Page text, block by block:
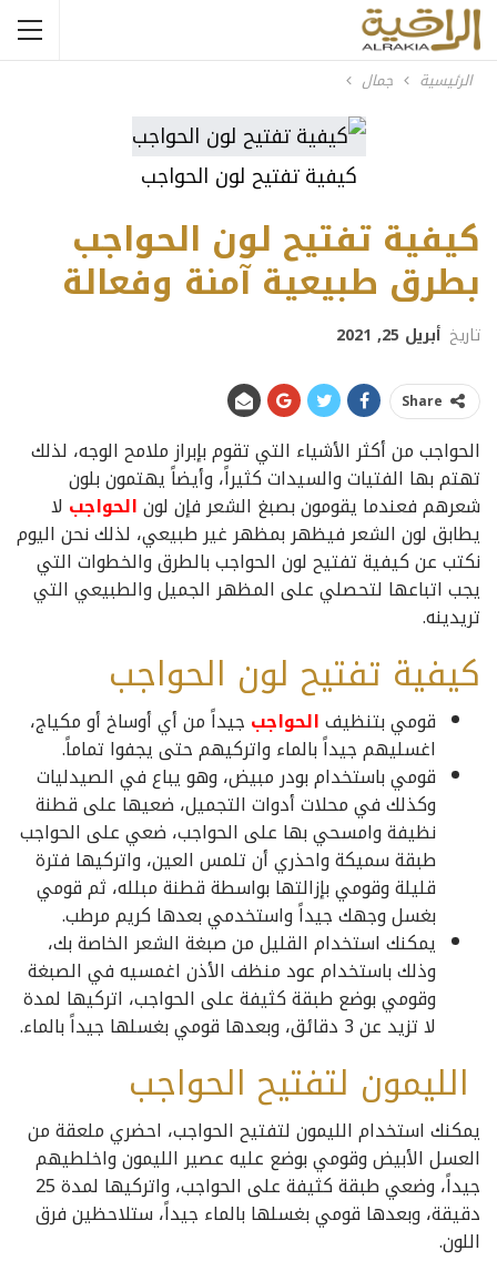
الرئيسية جمال
كيفية تفتيح لون الحواجب
كيفية تفتيح لون الحواجب
بطرق طبيعية آمنة وفعالة
تاريخ أبريل 25, 2021
Share
الحواجب من أكثر الأشياء التي تقوم بإبراز ملامح الوجه، لذلك
تهتم بها الفتيات والسيدات كثيراً، وأيضاً يهتمون بلون
شعرهم فعندما يقومون بصبغ الشعر فإن لونالحواجب لا
يطابق لون الشعر فيظهر بمظهر غير طبيعي، لذلك نحن اليوم
نكتب عن كيفية تفتيح لون الحواجب بالطرق والخطوات التي
يجب اتباعها لتحصلي على المظهر الجميل والطبيعي التي
تريدينه.
كيفية تفتيح لون الحواجب
قومي بتنظيفالحواجب جيداً من أي أوساخ أو مكياج،
اغسليهم جيداً بالماء واتركيهم حتى يجفوا تماماً.
قومي باستخدام بودر مبيض، وهو يباع في الصيدليات
وكذلك في محلات أدوات التجميل، ضعيها على قطنة
نظيفة وامسحي بها على الحواجب، ضعي على الحواجب
طبقة سميكة واحذري أن تلمس العين، واتركيها فترة
قليلة وقومي بإزالتها بواسطة قطنة مبلله، ثم قومي
بغسل وجهك جيداً واستخدمي بعدها كريم مرطب.
يمكنك استخدام القليل من صبغة الشعر الخاصة بك،
وذلك باستخدام عود منظف الأذن اغمسيه في الصبغة
وقومي بوضع طبقة كثيفة على الحواجب، اتركيها لمدة
لا تزيد عن 3 دقائق، وبعدها قومي بغسلها جيداً بالماء.
الليمون لتفتيح الحواجب
يمكنك استخدام الليمون لتفتيح الحواجب، احضري ملعقة من
العسل الأبيض وقومي بوضع عليه عصير الليمون واخلطيهم
جيداً، وضعي طبقة كثيفة على الحواجب، واتركيها لمدة 25
دقيقة، وبعدها قومي بغسلها بالماء جيداً، ستلاحظين فرق
اللون.